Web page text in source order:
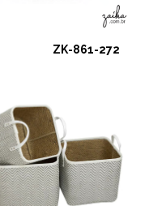
ZK-861-272